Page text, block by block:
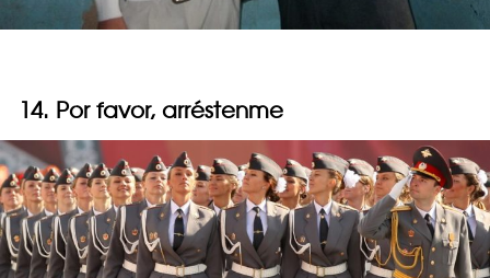
14. Por favor, arréstenme